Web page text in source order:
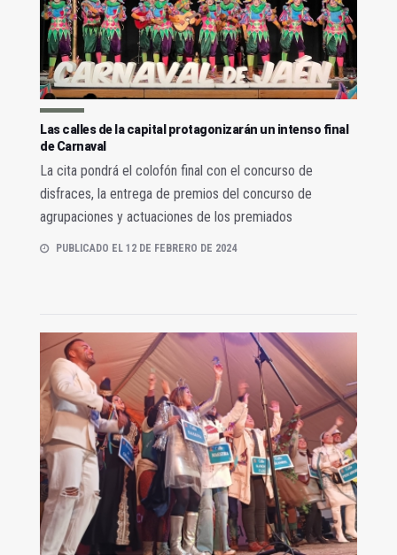
Las calles de la capital protagonizarán un intenso final
de Carnaval
La cita pondrá el colofón final con el concurso de
disfraces, la entrega de premios del concurso de
agrupaciones y actuaciones de los premiados
PUBLICADO EL 12 DE FEBRERO DE 2024